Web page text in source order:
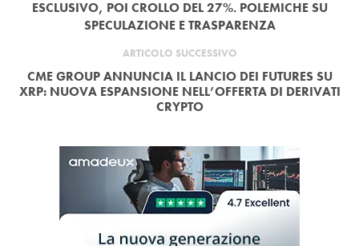
ESCLUSIVO, POI CROLLO DEL 27%. POLEMICHE SU
SPECULAZIONE E TRASPARENZA
ARTICOLO SUCCESSIVO
CME GROUP ANNUNCIA IL LANCIO DEI FUTURES SU
XRP: NUOVA ESPANSIONE NELL’OFFERTA DI DERIVATI
CRYPTO